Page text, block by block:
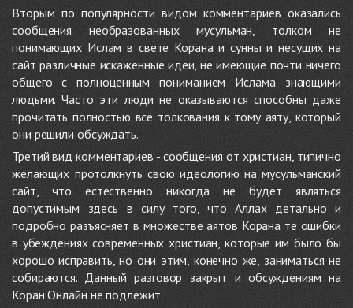
Вторым по популярности видом комментариев оказались
сообщения необразованных мусульман, толком не
понимающих Ислам в свете Корана и сунны и несущих на
сайт различные искажённые идеи, не имеющие почти ничего
общего с полноценным пониманием Ислама знающими
людьми. Часто эти люди не оказываются способны даже
прочитать полностью все толкования к тому аяту, который
они решили обсуждать.
Третий вид комментариев - сообщения от христиан, типично
желающих протолкнуть свою идеологию на мусульманский
сайт, что естественно никогда не будет являться
допустимым здесь в силу того, что Аллах детально и
подробно разъясняет в множестве аятов Корана те ошибки
в убеждениях современных христиан, которые им было бы
хорошо исправить, но они этим, конечно же, заниматься не
собираются. Данный разговор закрыт и обсуждениям на
Коран Онлайн не подлежит.